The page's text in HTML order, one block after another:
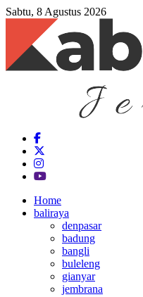
Sabtu, 8 Agustus 2026
Home
baliraya
denpasar
badung
bangli
buleleng
gianyar
jembrana